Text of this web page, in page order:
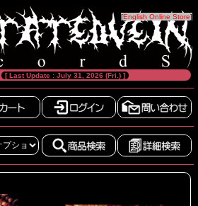
[English Online Store]
[ Last Update : July 31, 2026 (Fri.) ]